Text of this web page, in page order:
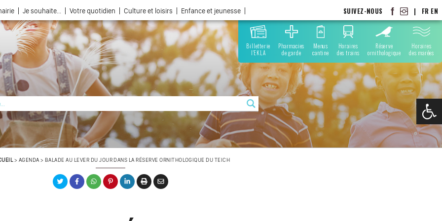
Je souhaite... Votre quotidien Culture et loisirs Enfance et jeunesse SUIVEZ-NOUS | FR EN
Billetterie
l'EKLA
Pharmacies
de garde
Menus
cantine
Horaires
des trains
Réserve
ornithologique
Horaires
des marées
> AGENDA > BALADE AU LEVER DU JOUR DANS LA RÉSERVE ORNITHOLOGIQUE DU TEICH
Ouvrir